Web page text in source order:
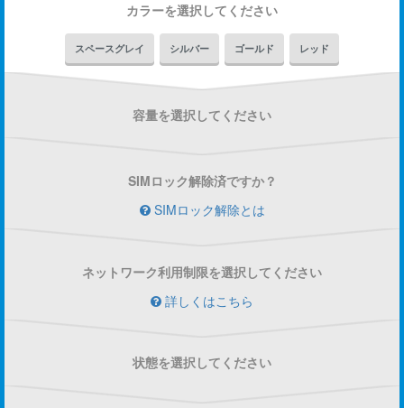
カラーを選択してください
スペースグレイ シルバー ゴールド レッド
容量を選択してください
SIMロック解除済ですか？
SIMロック解除とは
ネットワーク利用制限を選択してください
詳しくはこちら
状態を選択してください